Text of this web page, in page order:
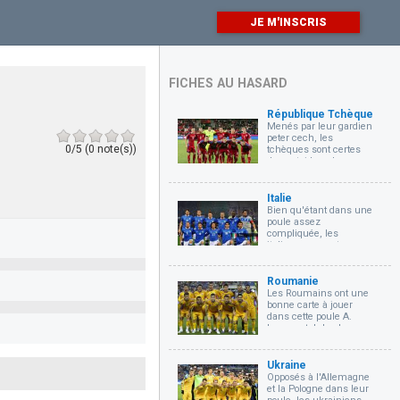
JE M'INSCRIS
0/5 (0 note(s))
FICHES AU HASARD
République Tchèque
Menés par leur gardien
peter cech, les
tchèques sont certes
des outsiders dans
peuvent poser des
problèmes à tous les
favoris notamment
l'équipe d'Espagne
qu'ils affronteront
durant la phase de
Italie
Bien qu'étant dans une
poule assez
compliquée, les
italiens pourront
éternel rempart, Gigi
Buffon, qui disputera
sans doute la
compétition pour sa
dernière fois.
Roumanie
Les Roumains ont une
bonne carte à jouer
dans cette poule A.
Leur match le plus
probablement celui qui
les opposera à l'Albanie
Ukraine
Opposés à l'Allemagne
et la Pologne dans leur